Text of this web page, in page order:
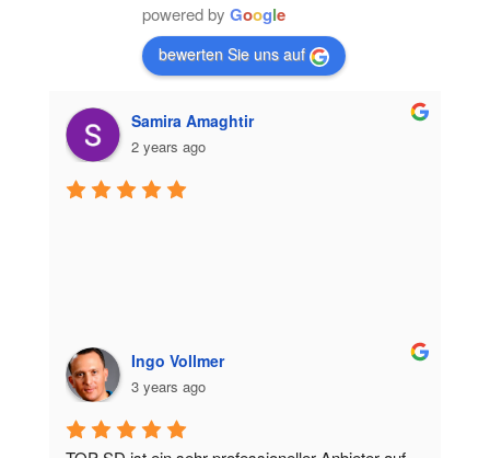
powered by Google
bewerten Sie uns auf
Samira Amaghtir
2 years ago
Ingo Vollmer
3 years ago